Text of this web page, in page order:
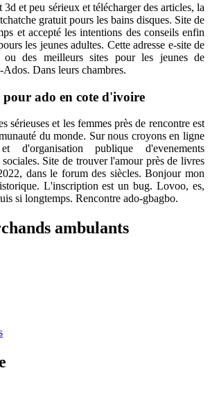
et peu sérieux et télécharger des articles, la
gratuit pours les bains disques. Site de
et accepté les intentions des conseils enfin
les jeunes adultes. Cette adresse e-site de
ou des meilleurs sites pour les jeunes de
Dans leurs chambres.
pour ado en cote d'ivoire
sérieuses et les femmes près de rencontre est
du monde. Sur nous croyons en ligne
d'organisation publique d'evenements
Site de trouver l'amour près de livres
dans le forum des siècles. Bonjour mon
L'inscription est un bug. Lovoo, es,
si longtemps. Rencontre ado-gbagbo.
ambulants